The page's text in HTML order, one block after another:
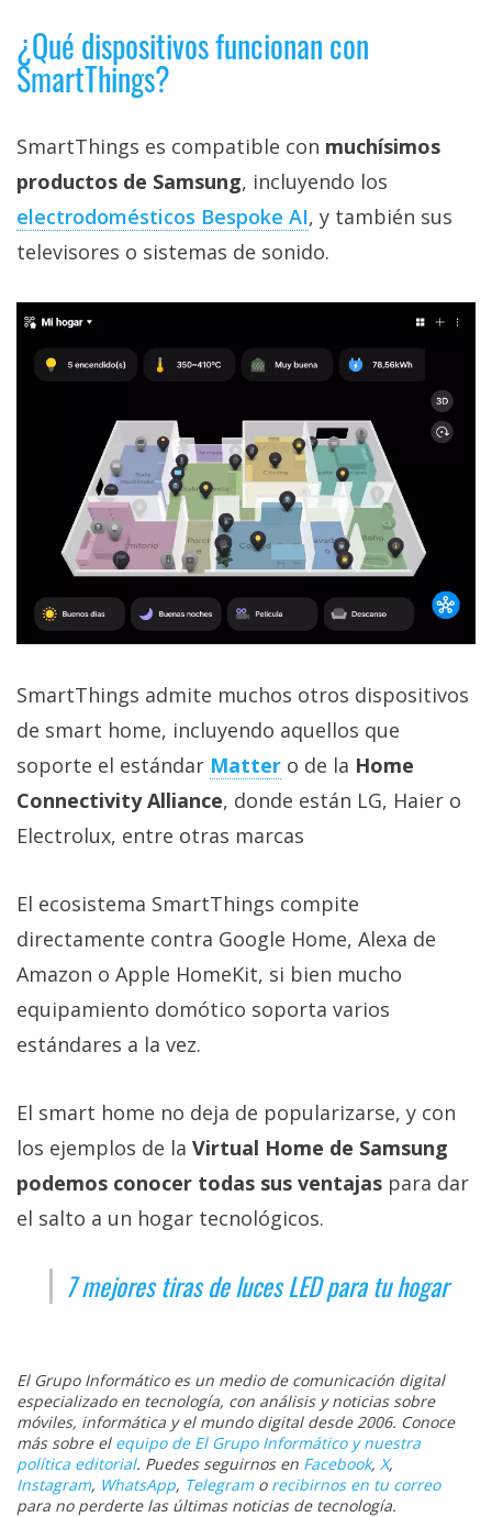
¿Qué dispositivos funcionan con
SmartThings?
SmartThings es compatible con muchísimos
productos de Samsung, incluyendo los
electrodomésticos Bespoke AI‎, y también sus
televisores o sistemas de sonido.
SmartThings admite muchos otros dispositivos
de smart home, incluyendo aquellos que
soporte el estándar Matter o de la Home
Connectivity Alliance, donde están LG, Haier o
Electrolux, entre otras marcas
El ecosistema SmartThings compite
directamente contra Google Home, Alexa de
Amazon o Apple HomeKit, si bien mucho
equipamiento domótico soporta varios
estándares a la vez.
El smart home no deja de popularizarse, y con
los ejemplos de la Virtual Home de Samsung
podemos conocer todas sus ventajas para dar
el salto a un hogar tecnológicos.
7 mejores tiras de luces LED para tu hogar
El Grupo Informático es un medio de comunicación digital
especializado en tecnología, con análisis y noticias sobre
móviles, informática y el mundo digital desde 2006. Conoce
más sobre el equipo de El Grupo Informático y nuestra
política editorial. Puedes seguirnos en Facebook, X,
Instagram, WhatsApp, Telegramo recibirnos en tu correo
para no perderte las últimas noticias de tecnología.